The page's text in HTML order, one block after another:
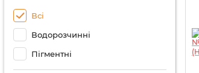
Всі
Водорозчинні
Пігментні